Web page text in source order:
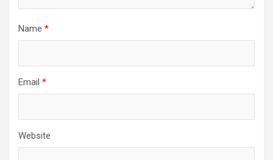
Name *
Email *
Website